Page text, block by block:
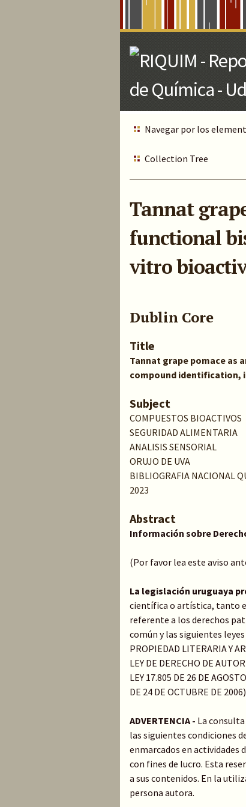
Navegar por los
Collection Tree
Tannat
functional
vitro
Dublin Core
Title
Tannat grape pomace
compound identification,
Subject
COMPUESTOS BIOACTIVOS
SEGURIDAD ALIMENTARIA
ANALISIS SENSORIAL
ORUJO DE UVA
BIBLIOGRAFIA NACIONAL
2023
Abstract
Información sobre
(Por favor lea este aviso
La legislación uruguaya
científica o artística, tanto
referente a los derechos
común y las siguientes leyes
PROPIEDAD LITERARIA Y
LEY DE DERECHO DE
LEY 17.805 DE 26 DE
DE 24 DE OCTUBRE DE 2006)
ADVERTENCIA - La
las siguientes condiciones
enmarcados en actividades
con fines de lucro. Esta
a sus contenidos. En la
persona autora.